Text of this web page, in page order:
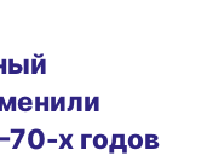
х годов